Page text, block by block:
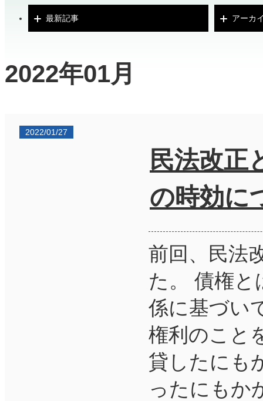
最新記事 アーカ
2022年01月
2022/01/27
民法改正
の時効に
前回、民法
た。 債権と
係に基づい
権利のこと
貸したにも
ったにもか